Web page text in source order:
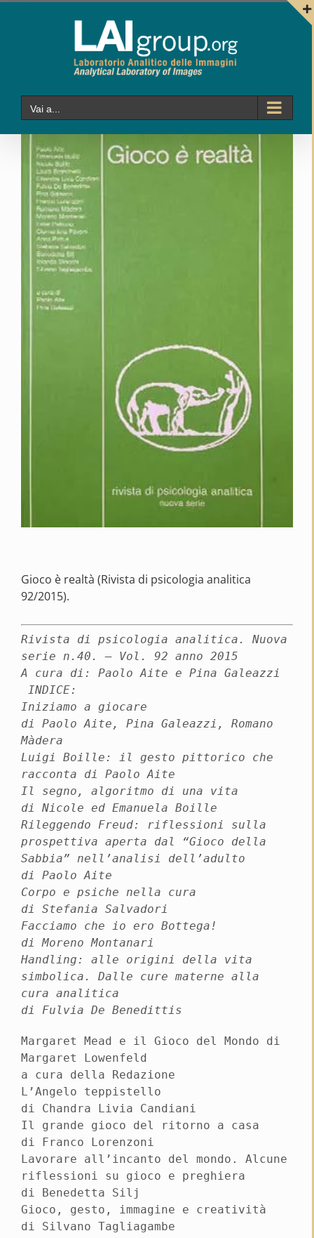
Vai a...
Gioco è realtà (Rivista di psicologia analitica
92/2015).
Rivista di psicologia analitica. Nuova
serie n.40. – Vol. 92 anno 2015
A cura di: Paolo Aite e Pina Galeazzi
INDICE:
Iniziamo a giocare
di Paolo Aite, Pina Galeazzi, Romano
Màdera
Luigi Boille: il gesto pittorico che
racconta di Paolo Aite
Il segno, algoritmo di una vita
di Nicole ed Emanuela Boille
Rileggendo Freud: riflessioni sulla
prospettiva aperta dal “Gioco della
Sabbia” nell’analisi dell’adulto
di Paolo Aite
Corpo e psiche nella cura
di Stefania Salvadori
Facciamo che io ero Bottega!
di Moreno Montanari
Handling: alle origini della vita
simbolica. Dalle cure materne alla
cura analitica
di Fulvia De Benedittis
Margaret Mead e il Gioco del Mondo di
Margaret Lowenfeld
a cura della Redazione
L’Angelo teppistello
di Chandra Livia Candiani
Il grande gioco del ritorno a casa
di Franco Lorenzoni
Lavorare all’incanto del mondo. Alcune
riflessioni su gioco e preghiera
di Benedetta Silj
Gioco, gesto, immagine e creatività
di Silvano Tagliagambe